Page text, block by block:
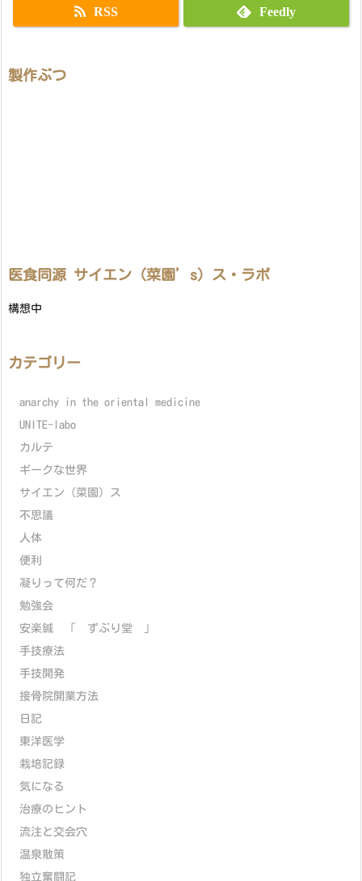
RSS Feedly
製作ぶつ
医食同源 サイエン（菜園’s）ス・ラボ
構想中
カテゴリー
anarchy in the oriental medicine
UNITE-labo
カルテ
ギークな世界
サイエン（菜園）ス
不思議
人体
便利
凝りって何だ？
勉強会
安楽鍼 「 ずぶり堂 」
手技療法
手技開発
接骨院開業方法
日記
東洋医学
栽培記録
気になる
治療のヒント
流注と交会穴
温泉散策
独立奮闘記